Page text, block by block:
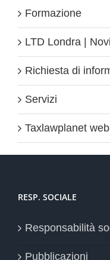
Formazione
LTD Londra |
Richiesta di
Servizi
Taxlawplanet
RESP. SOCIALE
Responsabilità
Pubblicazioni